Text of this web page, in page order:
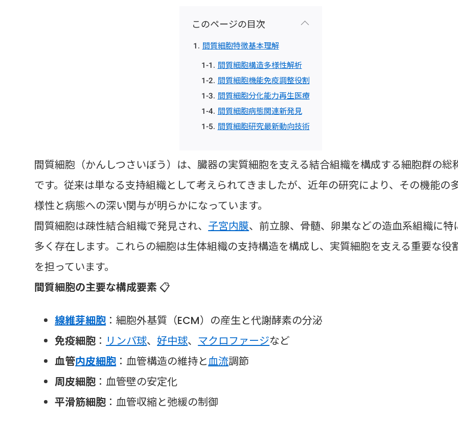
このページの目次
間質細胞特徴基本理解
間質細胞構造多様性解析
間質細胞機能免疫調整役割
間質細胞分化能力再生医療
間質細胞病態関連新発見
間質細胞研究最新動向技術
間質細胞（かんしつさいぼう）は、臓器の実質細胞を支える結合組織を構成する細胞群の総
です。従来は単なる支持組織として考えられてきましたが、近年の研究により、その機能の
様性と病態への深い関与が明らかになっています。
間質細胞は疎性結合組織で発見され、 子宮内膜、前立腺、骨髄、卵巣などの造血系組織に特
多く存在します。これらの細胞は生体組織の支持構造を構成し、実質細胞を支える重要な役
を担っています。
間質細胞の主要な構成要素📋
線維芽細胞 ：細胞外基質（ECM）の産生と代謝酵素の分泌
免疫細胞 ： リンパ球、好中球、 マクロファージなど
血管内皮細胞 ：血管構造の維持と血流調節
周皮細胞 ：血管壁の安定化
平滑筋細胞 ：血管収縮と弛緩の制御